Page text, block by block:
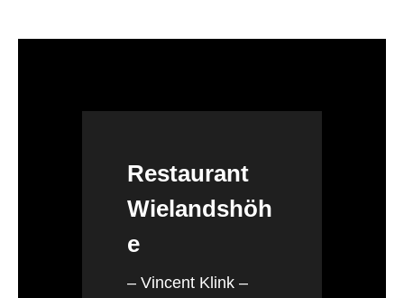
Restaurant
Wielandshöh
e
– Vincent Klink –